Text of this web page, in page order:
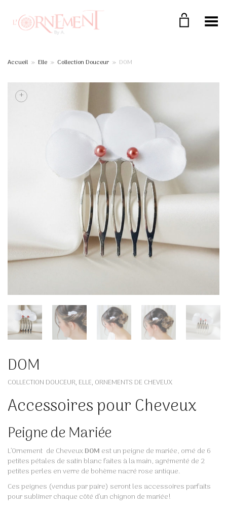
Toggle Menu
Accueil » Elle » Collection Douceur » DOM
+
DOM
COLLECTION DOUCEUR ELLE ORNEMENTS DE CHEVEUX
Accessoires pour Cheveux
Peigne de Mariée
L’Ornement de CheveuxDOM est un peigne de mariée, orné de 6
petites pétales de satin blanc faites à la main, agrémenté de 2
petites perles en verre de bohème nacré rose antique.
Ces peignes (vendus par paire) seront les accessoires parfaits
pour sublimer chaque côté d’un chignon de mariée!